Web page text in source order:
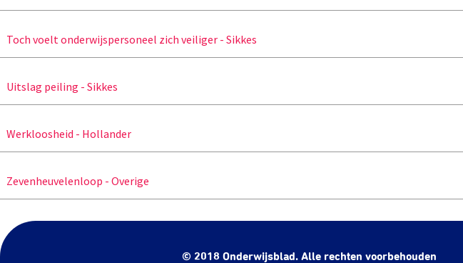
Toch voelt onderwijspersoneel zich veiliger - Sikkes
Uitslag peiling - Sikkes
Werkloosheid - Hollander
Zevenheuvelenloop - Overige
© 2018 Onderwijsblad. Alle rechten voorbehouden